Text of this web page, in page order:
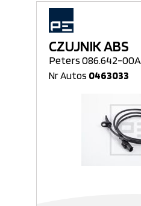
CZUJNIK ABS
Peters 086.642-00A
Nr Autos 0463033